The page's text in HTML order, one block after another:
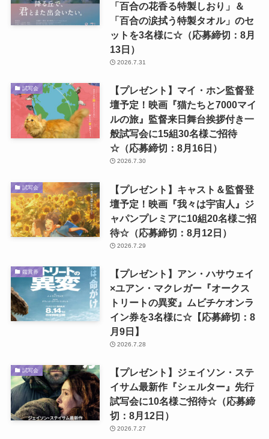
「百合の花香る特製しおり」＆
「百合の涙拭う特製タオル」のセ
ットを3名様に☆（応募締切：8月
13日）
2026.7.31
試写会
【プレゼント】マイ・ホン監督登
壇予定！映画『猫たちと7000マイ
ルの旅』監督来日舞台挨拶付き一
般試写会に15組30名様ご招待
☆（応募締切：8月16日）
2026.7.30
試写会
【プレゼント】キャスト＆監督登
壇予定！映画『我々は宇宙人』ジ
ャパンプレミアに10組20名様ご招
待☆（応募締切：8月12日）
2026.7.29
鑑賞券
【プレゼント】アン・ハサウェイ
×ユアン・マクレガー『オークス
トリートの異変』ムビチケオンラ
イン券を3名様に☆【応募締切：8
月9日】
2026.7.28
試写会
【プレゼント】ジェイソン・ステ
イサム最新作『シェルター』先行
試写会に10名様ご招待☆（応募締
切：8月12日）
2026.7.27